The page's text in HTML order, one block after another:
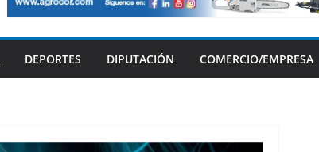
DEPORTES DIPUTACIÓN COMERCIO/EMPRESA